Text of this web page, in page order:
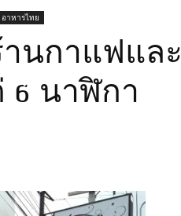
อาหารไทย
ร้านกาแฟและ
6 นาฬิกา